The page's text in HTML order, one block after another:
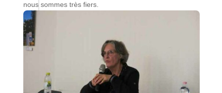
nous sommes très fiers.